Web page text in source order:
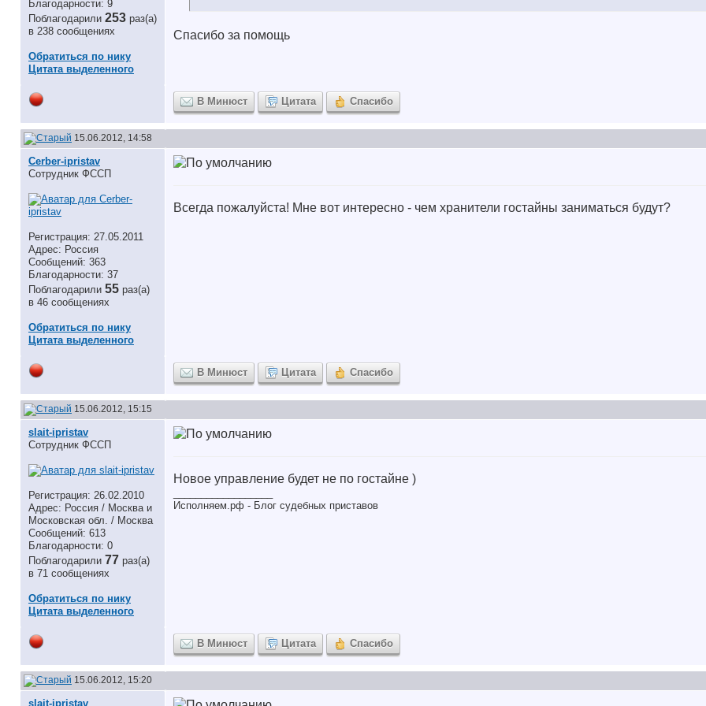
Благодарности: 9
Поблагодарили 253 раз(а)
в 238 сообщениях
Обратиться по нику
Цитата выделенного
Спасибо за помощь
В Минюст Цитата Спасибо
15.06.2012, 14:58
Cerber-ipristav
Сотрудник ФССП
Регистрация: 27.05.2011
Адрес: Россия
Сообщений: 363
Благодарности: 37
Поблагодарили 55 раз(а)
в 46 сообщениях
Обратиться по нику
Цитата выделенного
Всегда пожалуйста! Мне вот интересно - чем хранители гостайны заниматься будут?
В Минюст Цитата Спасибо
15.06.2012, 15:15
slait-ipristav
Сотрудник ФССП
Регистрация: 26.02.2010
Адрес: Россия / Москва и
Московская обл. / Москва
Сообщений: 613
Благодарности: 0
Поблагодарили 77 раз(а)
в 71 сообщениях
Обратиться по нику
Цитата выделенного
Новое управление будет не по гостайне )
Исполняем.рф - Блог судебных приставов
В Минюст Цитата Спасибо
15.06.2012, 15:20
slait-ipristav